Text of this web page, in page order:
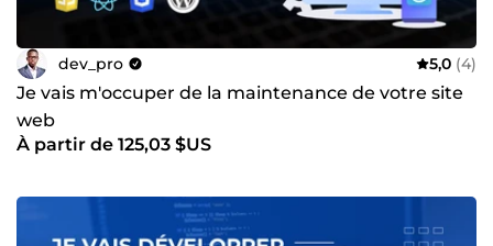
dev_pro 5,0 (4)
Je vais m'occuper de la maintenance de votre site
web
À partir de 125,03 $US